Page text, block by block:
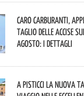
Caro carburanti,
taglio delle accise
agosto: i dettagli
A Pisticci la nuova